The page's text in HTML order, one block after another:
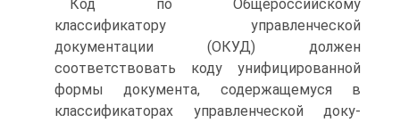
Код по Общероссийскому
классификатору управленческой
документации (ОКУД) должен
соответствовать коду унифицированной
формы документа, содержащемуся в
классификаторах управленческой доку-